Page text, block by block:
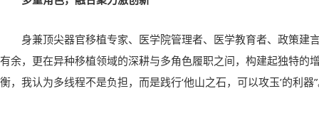
身兼顶尖器官移植专家、医学院管理者、医学教育者、政策建
有余，更在异种移植领域的深耕与多角色履职之间，构建起独特的
衡，我认为多线程不是负担，而是践行‘他山之石，可以攻玉’的利器